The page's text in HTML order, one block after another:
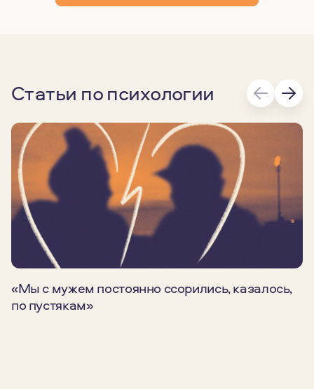
Статьи по психологии
«Мы с мужем постоянно ссорились, казалось,
по пустякам»